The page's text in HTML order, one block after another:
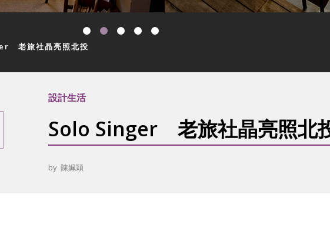
老旅社晶亮照北投
設計生活
Solo Singer 老旅社晶亮照北
by 陳姵穎